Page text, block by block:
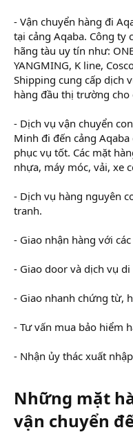
- Vận chuyển hàng đi
tại cảng Aqaba. Công ty
hãng tàu uy tín như:
YANGMING, K line,
Shipping cung cấp dịch
hàng đầu thị trường cho
- Dịch vụ vận chuyển
Minh đi đến cảng
phục vụ tốt. Các mặt
nhựa, máy móc, vải, xe
- Dịch vụ hàng nguyên
tranh.
- Giao nhận hàng với
- Giao door và dịch vụ
- Giao nhanh chứng từ,
- Tư vấn mua bảo hiểm
- Nhận ủy thác xuất
Những mặt
vận chuyển